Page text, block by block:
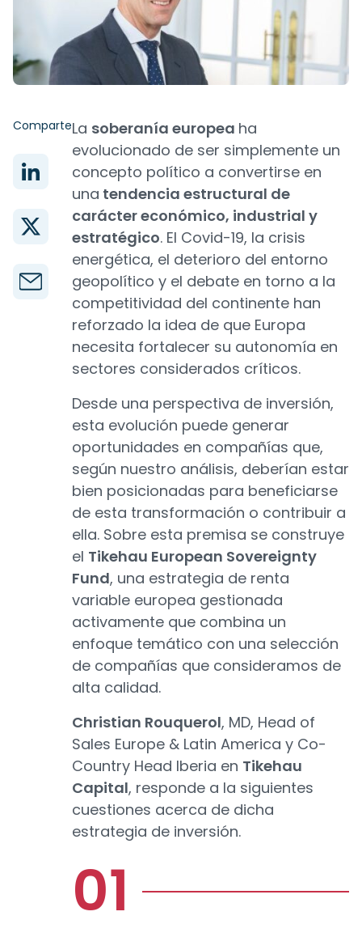
ComparteLa soberanía europea ha
evolucionado de ser simplemente un
concepto político a convertirse en
una tendencia estructural de
carácter económico, industrial y
estratégico. El Covid-19, la crisis
energética, el deterioro del entorno
geopolítico y el debate en torno a la
competitividad del continente han
reforzado la idea de que Europa
necesita fortalecer su autonomía en
sectores considerados críticos.
Desde una perspectiva de inversión,
esta evolución puede generar
oportunidades en compañías que,
según nuestro análisis, deberían estar
bien posicionadas para beneficiarse
de esta transformación o contribuir a
ella. Sobre esta premisa se construye
el Tikehau European Sovereignty
Fund, una estrategia de renta
variable europea gestionada
activamente que combina un
enfoque temático con una selección
de compañías que consideramos de
alta calidad.
Christian Rouquerol, MD, Head of
Sales Europe & Latin America y Co-
Country Head Iberia en Tikehau
Capital, responde a la siguientes
cuestiones acerca de dicha
estrategia de inversión.